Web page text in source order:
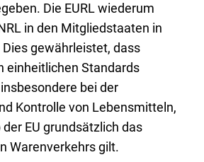
Die EURL wiederum
in den Mitgliedstaaten in
gewährleistet, dass
einheitlichen Standards
bei der
Kontrolle von Lebensmitteln,
EU grundsätzlich das
Warenverkehrs gilt.